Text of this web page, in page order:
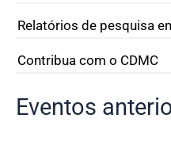
Relatórios de pesquisa
Contribua com o CDMC
Eventos